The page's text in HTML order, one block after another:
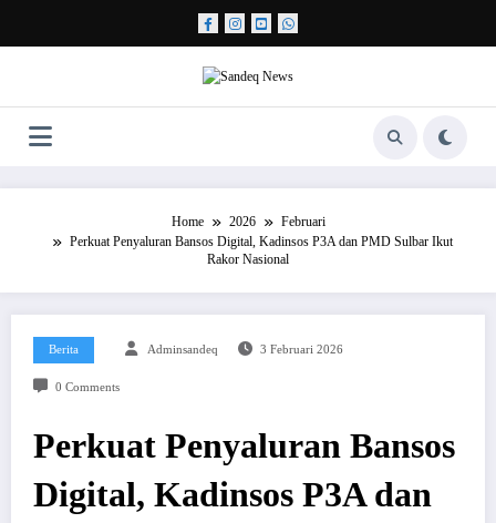
content
Home 2026
Februari
Perkuat Penyaluran Bansos Digital, Kadinsos P3A dan PMD Sulbar Ikut
Rakor Nasional
Berita Adminsandeq 3 Februari 2026
0 Comments
Perkuat Penyaluran Bansos
Digital, Kadinsos P3A dan